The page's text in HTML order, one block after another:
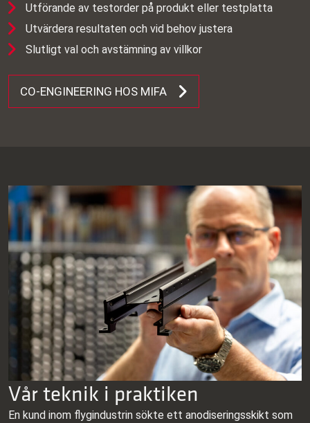
Utförande av testorder på produkt eller testplatta
Utvärdera resultaten och vid behov justera
Slutligt val och avstämning av villkor
CO‑ENGINEERING HOS MIFA
Vår teknik i praktiken
En kund inom flygindustrin sökte ett anodiseringsskikt som